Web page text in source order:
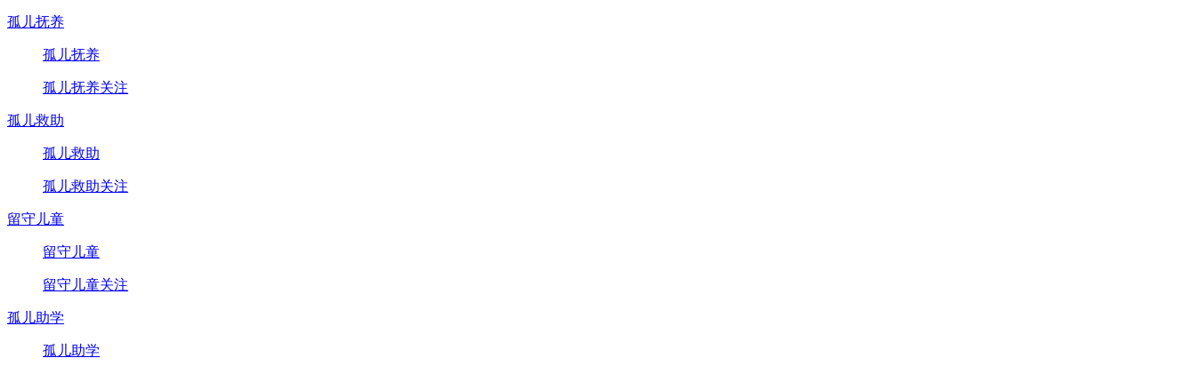
孤儿抚养
孤儿抚养
孤儿抚养关注
孤儿救助
孤儿救助
孤儿救助关注
留守儿童
留守儿童
留守儿童关注
孤儿助学
孤儿助学